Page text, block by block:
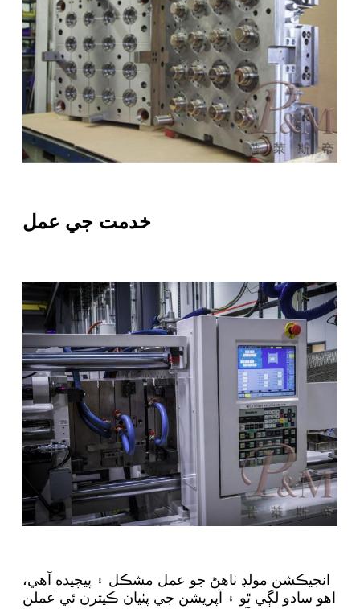
خدمت جي عمل
انجيڪشن مولڊ ٺاهڻ جو عمل مشڪل ۽ پيچيده آهي،
اهو سادو لڳي ٿو ۽ آپريشن جي پٺيان ڪيترن ئي عملن